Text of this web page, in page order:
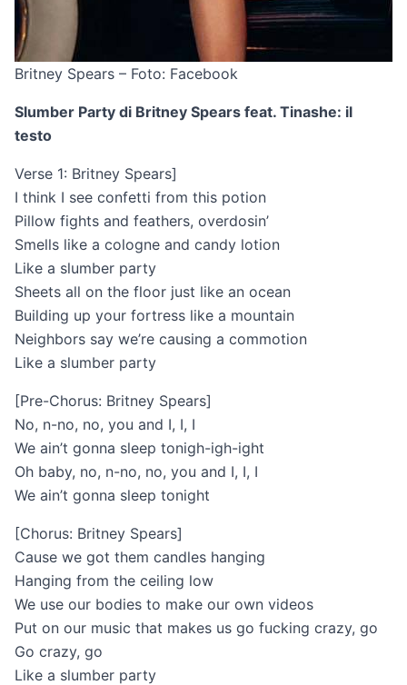
Britney Spears – Foto: Facebook
Slumber Party di Britney Spears feat. Tinashe: il
testo
Verse 1: Britney Spears]
I think I see confetti from this potion
Pillow fights and feathers, overdosin’
Smells like a cologne and candy lotion
Like a slumber party
Sheets all on the floor just like an ocean
Building up your fortress like a mountain
Neighbors say we’re causing a commotion
Like a slumber party
[Pre-Chorus: Britney Spears]
No, n-no, no, you and I, I, I
We ain’t gonna sleep tonigh-igh-ight
Oh baby, no, n-no, no, you and I, I, I
We ain’t gonna sleep tonight
[Chorus: Britney Spears]
Cause we got them candles hanging
Hanging from the ceiling low
We use our bodies to make our own videos
Put on our music that makes us go fucking crazy, go
Go crazy, go
Like a slumber party